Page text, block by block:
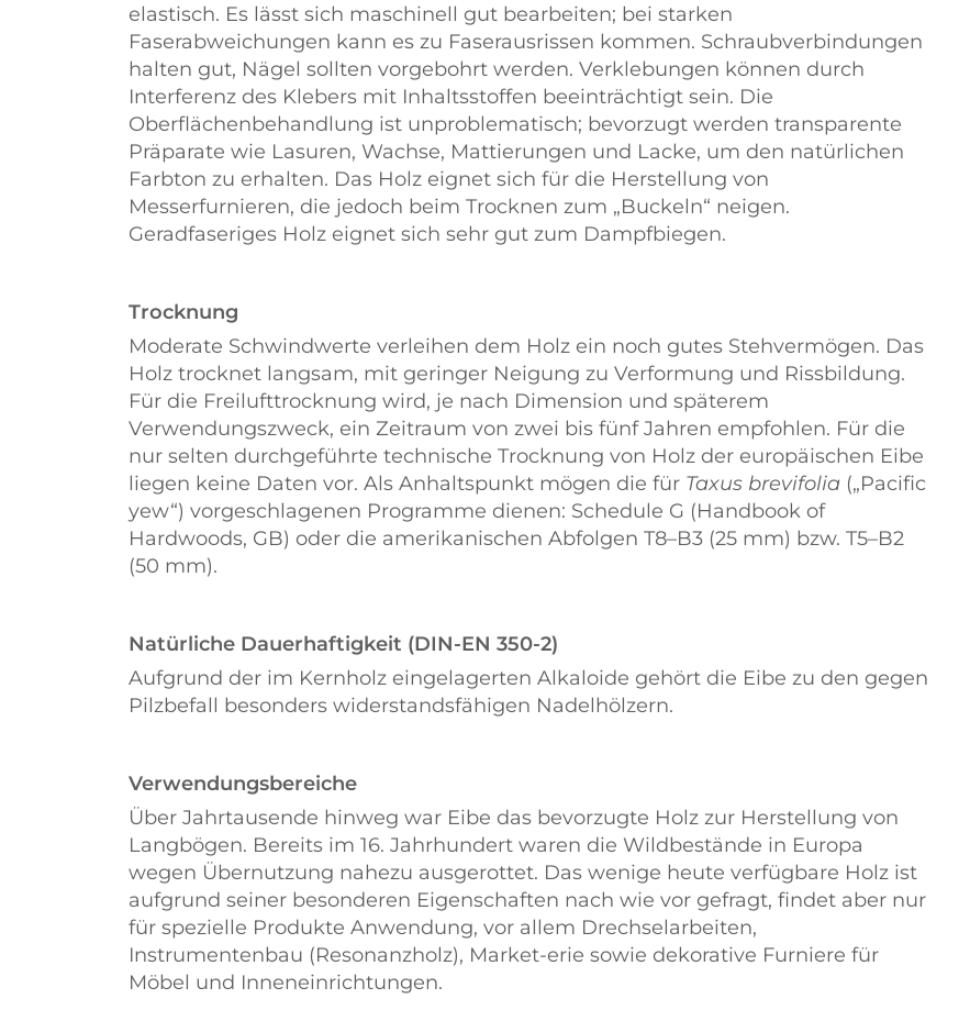
elastisch. Es lässt sich maschinell gut bearbeiten; bei starken
Faserabweichungen kann es zu Faserausrissen kommen. Schraubverbindungen
halten gut, Nägel sollten vorgebohrt werden. Verklebungen können durch
Interferenz des Klebers mit Inhaltsstoffen beeinträchtigt sein. Die
Oberflächenbehandlung ist unproblematisch; bevorzugt werden transparente
Präparate wie Lasuren, Wachse, Mattierungen und Lacke, um den natürlichen
Farbton zu erhalten. Das Holz eignet sich für die Herstellung von
Messerfurnieren, die jedoch beim Trocknen zum
Buckeln
neigen.
Geradfaseriges Holz eignet sich sehr gut zum Dampfbiegen.
Trocknung
Moderate Schwindwerte verleihen dem Holz ein noch gutes Stehvermögen. Das
Holz trocknet langsam, mit geringer Neigung zu Verformung und Rissbildung.
Für die Freilufttrocknung wird, je nach Dimension und späterem
Verwendungszweck, ein Zeitraum von zwei bis fünf Jahren empfohlen. Für die
nur selten durchgeführte technische Trocknung von Holz der europäischen Eibe
liegen keine Daten vor. Als Anhaltspunkt mögen die für Taxus brevifolia ( Pacific
yew ) vorgeschlagenen Programme dienen: Schedule G (Handbook of
Hardwoods, GB) oder die amerikanischen Abfolgen T8–B3 (25 mm) bzw. T5–B2
(50 mm).
Natürliche Dauerhaftigkeit (DIN-EN 350-2)
Aufgrund der im Kernholz eingelagerten Alkaloide gehört die Eibe zu den gegen
Pilzbefall besonders widerstandsfähigen Nadelhölzern.
Verwendungsbereiche
Über Jahrtausende hinweg war Eibe das bevorzugte Holz zur Herstellung von
Langbögen. Bereits im 16. Jahrhundert waren die Wildbestände in Europa
wegen Übernutzung nahezu ausgerottet. Das wenige heute verfügbare Holz ist
aufgrund seiner besonderen Eigenschaften nach wie vor gefragt, findet aber nur
für spezielle Produkte Anwendung, vor allem Drechselarbeiten,
Instrumentenbau (Resonanzholz), Market-erie sowie dekorative Furniere für
Möbel und Inneneinrichtungen.